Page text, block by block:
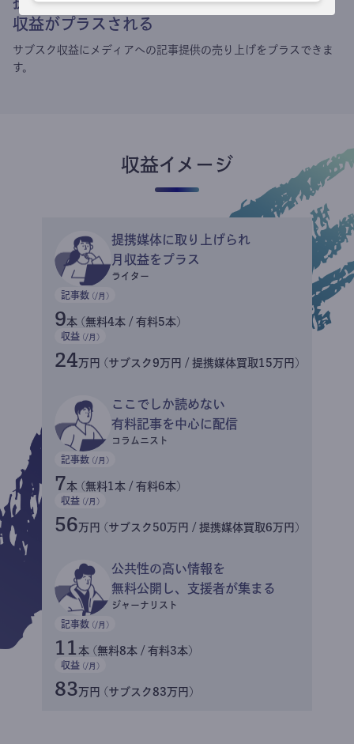
収益がプラスされる
サブスク収益にメディアへの記事提供の売り上げをプラスできま
す。
収益イメージ
提携媒体に取り上げられ
月収益をプラス
ライター
記事数 (/月)
9本 (無料4本 / 有料5本)
収益 (/月)
24万円 (サブスク9万円 / 提携媒体買取15万円)
ここでしか読めない
有料記事を中心に配信
コラムニスト
記事数 (/月)
7本 (無料1本 / 有料6本)
収益 (/月)
56万円 (サブスク50万円 / 提携媒体買取6万円)
公共性の高い情報を
無料公開し、支援者が集まる
ジャーナリスト
記事数 (/月)
11 本 (無料8本 / 有料3本)
収益 (/月)
83万円 (サブスク83万円)